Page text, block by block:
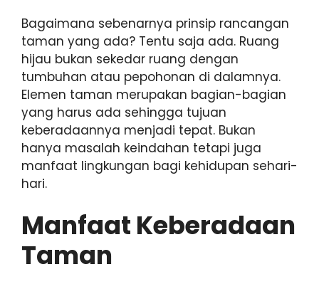
Bagaimana sebenarnya prinsip rancangan
taman yang ada? Tentu saja ada. Ruang
hijau bukan sekedar ruang dengan
tumbuhan atau pepohonan di dalamnya.
Elemen taman merupakan bagian-bagian
yang harus ada sehingga tujuan
keberadaannya menjadi tepat. Bukan
hanya masalah keindahan tetapi juga
manfaat lingkungan bagi kehidupan sehari-
hari.
Manfaat Keberadaan
Taman